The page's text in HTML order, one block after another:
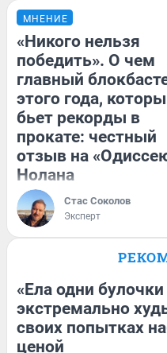
МНЕНИЕ
«Никого нельзя
победить». О чем
главный
этого года,
бьет рекорды в
прокате: честный
отзыв на
Нолана
Стас Соколов
Эксперт
«Ела одни
экстремально
своих попытках
ценой